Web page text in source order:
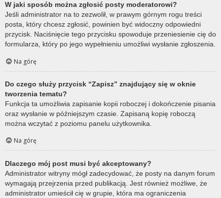
W jaki sposób można zgłosić posty moderatorowi?
Jeśli administrator na to zezwolił, w prawym górnym rogu treści
posta, który chcesz zgłosić, powinien być widoczny odpowiedni
przycisk. Naciśnięcie tego przycisku spowoduje przeniesienie cię do
formularza, który po jego wypełnieniu umożliwi wysłanie zgłoszenia.
Na górę
Do czego służy przycisk “Zapisz” znajdujący się w oknie
tworzenia tematu?
Funkcja ta umożliwia zapisanie kopii roboczej i dokończenie pisania
oraz wysłanie w późniejszym czasie. Zapisaną kopię roboczą
można wczytać z poziomu panelu użytkownika.
Na górę
Dlaczego mój post musi być akceptowany?
Administrator witryny mógł zadecydować, że posty na danym forum
wymagają przejrzenia przed publikacją. Jest również możliwe, że
administrator umieścił cię w grupie, która ma ograniczenia